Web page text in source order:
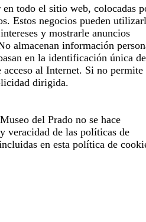
en todo el sitio web, colocadas
Estos negocios pueden
y mostrarle anuncios
almacenan información
en la identificación única
al Internet. Si no permite
dirigida.
del Prado no se hace
veracidad de las políticas de
en esta política de